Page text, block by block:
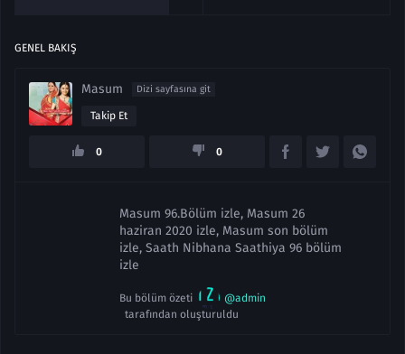
GENEL BAKIŞ
Masum Dizi sayfasına git
Takip Et
0 0
Masum 96.Bölüm izle, Masum 26
haziran 2020 izle, Masum son bölüm
izle, Saath Nibhana Saathiya 96 bölüm
izle
Bu bölüm özeti
@admin
tarafından oluşturuldu